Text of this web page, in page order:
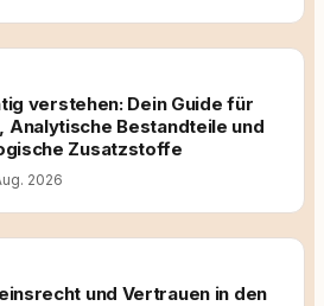
verstehen: Dein Guide für
Analytische Bestandteile und
Zusatzstoffe
2026
und Vertrauen in den